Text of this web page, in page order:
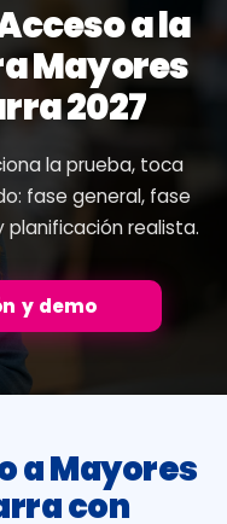
a la
Mayores
2027
la prueba, toca
fase general, fase
realista.
y demo
a Mayores
con